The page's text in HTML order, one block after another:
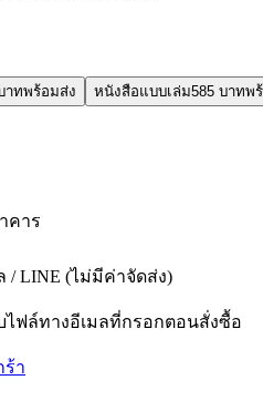
าทพร้อมส่ง หนังสือแบบเล่ม585 บาทพ
คาร
/ LINE (ไม่มีค่าจัดส่ง)
ไฟล์ทางอีเมลที่กรอกตอนสั่งซื้อ
ร้า